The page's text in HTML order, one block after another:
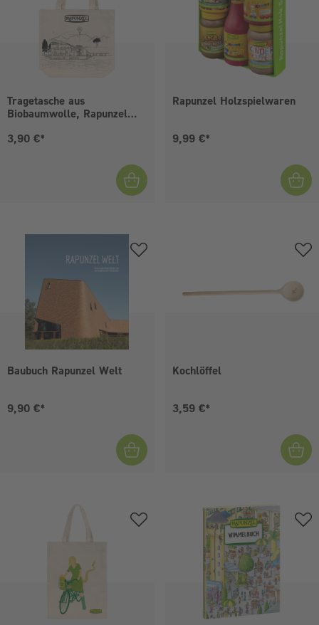
Tragetasche aus
Biobaumwolle, Rapunzel
Aktueller Preis:
3,90 €*
Rapunzel Holzspielwaren
Aktueller Preis:
9,99 €*
Baubuch Rapunzel Welt
Aktueller Preis:
9,90 €*
Kochlöffel
Aktueller Preis:
3,59 €*